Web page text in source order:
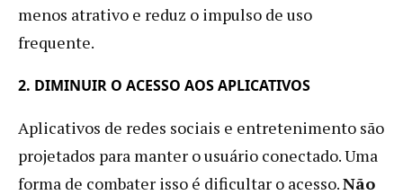
menos atrativo e reduz o impulso de uso
frequente.
2. DIMINUIR O ACESSO AOS APLICATIVOS
Aplicativos de redes sociais e entretenimento são
projetados para manter o usuário conectado. Uma
forma de combater isso é dificultar o acesso.Não